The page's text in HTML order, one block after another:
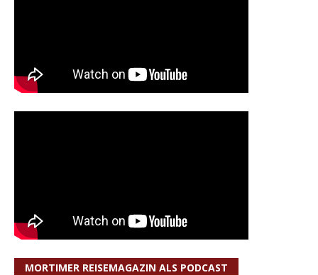
MORTIMER REISEMAGAZIN ALS PODCAST